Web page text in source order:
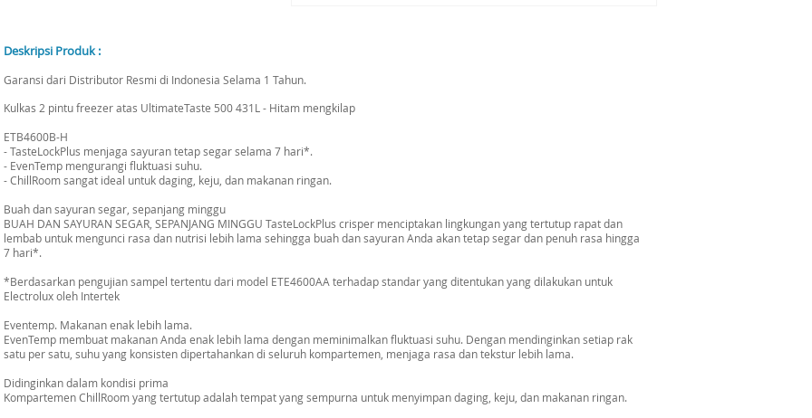
Deskripsi Produk :
Garansi dari Distributor Resmi di Indonesia Selama 1 Tahun.
Kulkas 2 pintu freezer atas UltimateTaste 500 431L - Hitam mengkilap
ETB4600B-H
- TasteLockPlus menjaga sayuran tetap segar selama 7 hari*.
- EvenTemp mengurangi fluktuasi suhu.
- ChillRoom sangat ideal untuk daging, keju, dan makanan ringan.
Buah dan sayuran segar, sepanjang minggu
BUAH DAN SAYURAN SEGAR, SEPANJANG MINGGU TasteLockPlus crisper menciptakan lingkungan yang tertutup rapat dan
lembab untuk mengunci rasa dan nutrisi lebih lama sehingga buah dan sayuran Anda akan tetap segar dan penuh rasa hingga
7 hari*.
*Berdasarkan pengujian sampel tertentu dari model ETE4600AA terhadap standar yang ditentukan yang dilakukan untuk
Electrolux oleh Intertek
Eventemp. Makanan enak lebih lama.
EvenTemp membuat makanan Anda enak lebih lama dengan meminimalkan fluktuasi suhu. Dengan mendinginkan setiap rak
satu per satu, suhu yang konsisten dipertahankan di seluruh kompartemen, menjaga rasa dan tekstur lebih lama.
Didinginkan dalam kondisi prima
Kompartemen ChillRoom yang tertutup adalah tempat yang sempurna untuk menyimpan daging, keju, dan makanan ringan.